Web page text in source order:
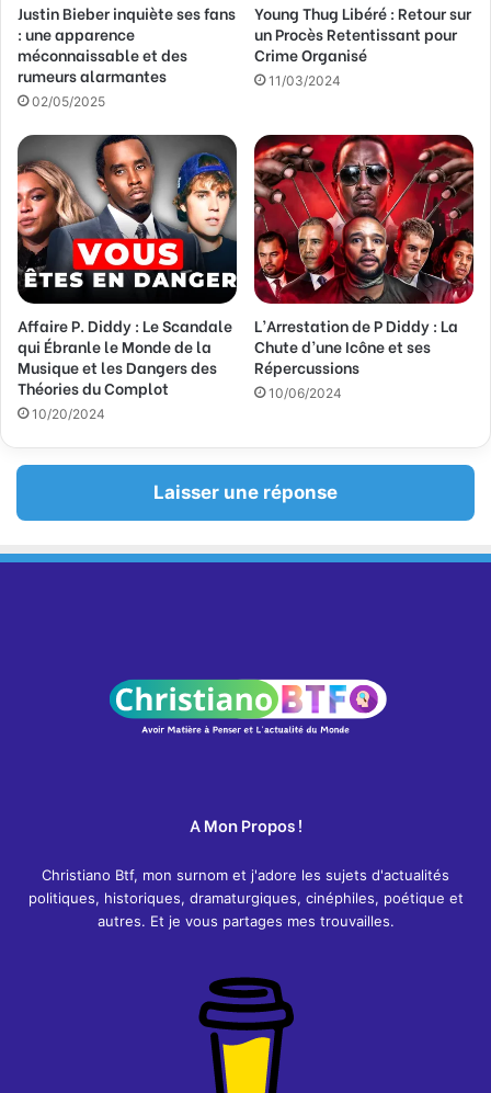
e
E
m
a
i
Justin Bieber inquiète ses fans
: une apparence
méconnaissable et des
rumeurs alarmantes
02/05/2025
Young Thug Libéré : Retour sur
un Procès Retentissant pour
Crime Organisé
11/03/2024
Affaire P. Diddy : Le Scandale
qui Ébranle le Monde de la
Musique et les Dangers des
Théories du Complot
10/20/2024
L’Arrestation de P Diddy : La
Chute d’une Icône et ses
Répercussions
10/06/2024
Laisser une réponse
A Mon Propos !
Christiano Btf, mon surnom et j'adore les sujets d'actualités
politiques, historiques, dramaturgiques, cinéphiles, poétique et
autres. Et je vous partages mes trouvailles.